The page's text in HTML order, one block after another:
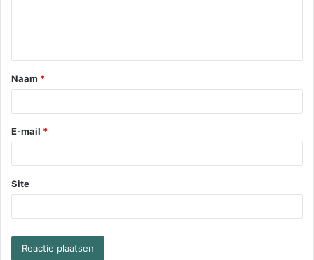
Naam *
E-mail *
Site